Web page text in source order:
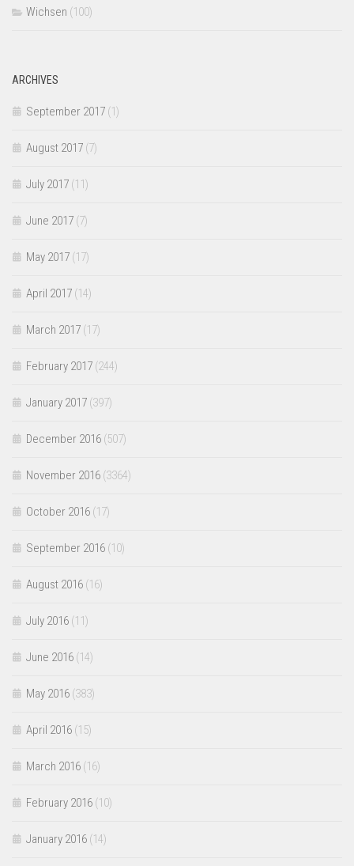
Wichsen (100)
ARCHIVES
September 2017 (1)
August 2017 (7)
July 2017 (11)
June 2017 (7)
May 2017 (17)
April 2017 (14)
March 2017 (17)
February 2017 (244)
January 2017 (397)
December 2016 (507)
November 2016 (3364)
October 2016 (17)
September 2016 (10)
August 2016 (16)
July 2016 (11)
June 2016 (14)
May 2016 (383)
April 2016 (15)
March 2016 (16)
February 2016 (10)
January 2016 (14)